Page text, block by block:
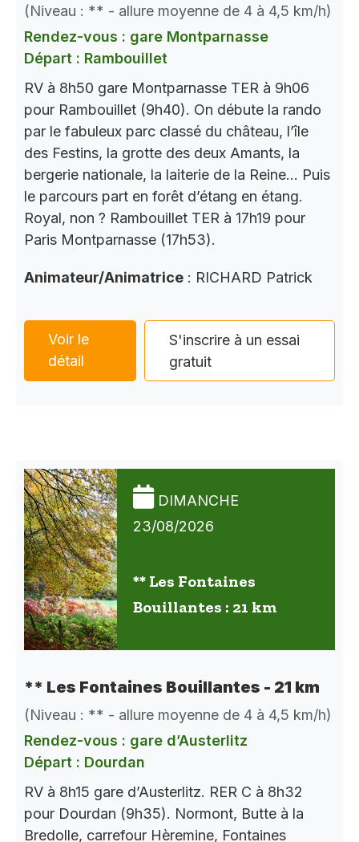
(Niveau : ** - allure moyenne de 4 à 4,5 km/h)
Rendez-vous : gare Montparnasse
Départ : Rambouillet
RV à 8h50 gare Montparnasse TER à 9h06
pour Rambouillet (9h40). On débute la rando
par le fabuleux parc classé du château, l’île
des Festins, la grotte des deux Amants, la
bergerie nationale, la laiterie de la Reine… Puis
le parcours part en forêt d’étang en étang.
Royal, non ? Rambouillet TER à 17h19 pour
Paris Montparnasse (17h53).
Animateur/Animatrice : RICHARD Patrick
Voir le
détail
S'inscrire à un essai
gratuit
DIMANCHE
23/08/2026
** Les Fontaines
Bouillantes : 21 km
** Les Fontaines Bouillantes - 21 km
(Niveau : ** - allure moyenne de 4 à 4,5 km/h)
Rendez-vous : gare d’Austerlitz
Départ : Dourdan
RV à 8h15 gare d’Austerlitz. RER C à 8h32
pour Dourdan (9h35). Normont, Butte à la
Bredolle, carrefour Hèremine, Fontaines